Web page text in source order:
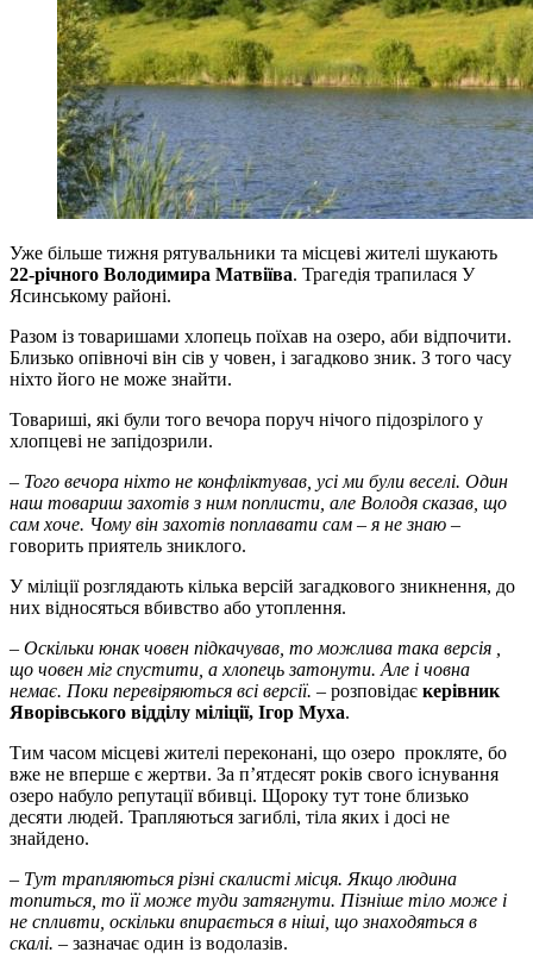
Уже більше тижня рятувальники та місцеві жителі шукають
22-річного Володимира Матвіїва. Трагедія трапилася У
Ясинському районі.
Разом із товаришами хлопець поїхав на озеро, аби відпочити.
Близько опівночі він сів у човен, і загадково зник. З того часу
ніхто його не може знайти.
Товариші, які були того вечора поруч нічого підозрілого у
хлопцеві не запідозрили.
– Того вечора ніхто не конфліктував, усі ми були веселі. Один
наш товариш захотів з ним поплисти, але Володя сказав, що
сам хоче. Чому він захотів поплавати сам – я не знаю –
говорить приятель зниклого.
У міліції розглядають кілька версій загадкового зникнення, до
них відносяться вбивство або утоплення.
– Оскільки юнак човен підкачував, то можлива така версія ,
що човен міг спустити, а хлопець затонути. Але і човна
немає. Поки перевіряються всі версії. – розповідає керівник
Яворівського відділу міліції, Ігор Муха.
Тим часом місцеві жителі переконані, що озеро прокляте, бо
вже не вперше є жертви. За п’ятдесят років свого існування
озеро набуло репутації вбивці. Щороку тут тоне близько
десяти людей. Трапляються загиблі, тіла яких і досі не
знайдено.
– Тут трапляються різні скалисті місця. Якщо людина
топиться, то її може туди затягнути. Пізніше тіло може і
не спливти, оскільки впирається в ніші, що знаходяться в
скалі. – зазначає один із водолазів.